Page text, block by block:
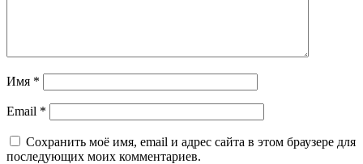
Имя *
Email *
Сохранить моё имя, email и адрес сайта в этом браузере для
последующих моих комментариев.